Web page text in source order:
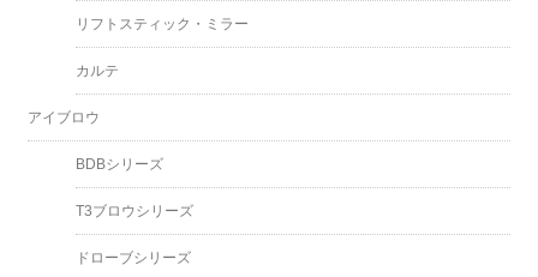
リフトスティック・ミラー
カルテ
アイブロウ
BDBシリーズ
T3ブロウシリーズ
ドローブシリーズ